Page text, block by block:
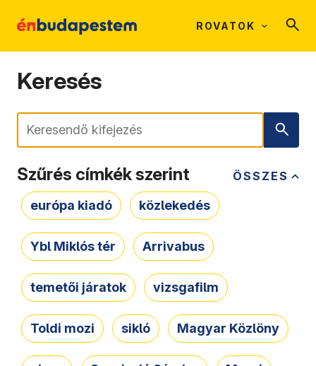
ROVATOK
Keresés
Keresés
ÖSSZES
Szűrés címkék szerint
európa kiadó közlekedés
Ybl Miklós tér Arrivabus
temetői járatok vizsgafilm
Toldi mozi sikló Magyar Közlöny